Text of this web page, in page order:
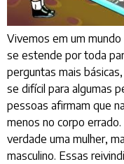
Vivemos em um
se estende por toda
perguntas mais
se difícil para algumas
pessoas afirmam que
menos no corpo
verdade uma mulher,
masculino. Essas